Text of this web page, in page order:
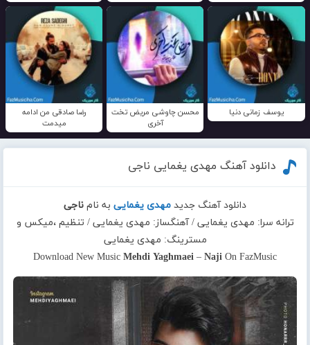
یوسف زمانی دنیا
محسن چاوشی مریض تخت
آخری
رضا صادقی من ادامه
میدمت
دانلود آهنگ مهدی یغمایی ناجی
دانلود آهنگ جدید مهدی یغمایی به نام ناجی
ترانه سرا: مهدی یغمایی / آهنگساز: مهدی یغمایی / تنظیم ،میکس و
مسترینگ: مهدی یغمایی
Download New Music Mehdi Yaghmaei – Naji On FazMusic